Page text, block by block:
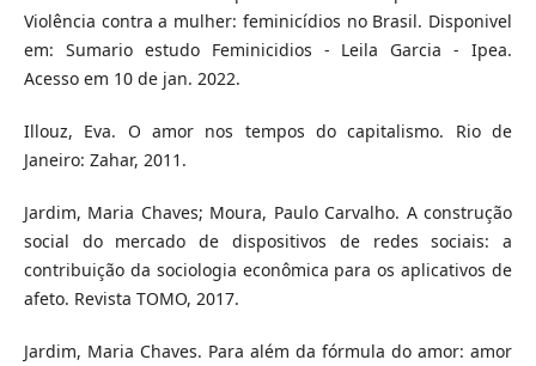
Violência contra a mulher: feminicídios no Brasil. Disponivel
em: Sumario estudo Feminicidios - Leila Garcia - Ipea.
Acesso em 10 de jan. 2022.
Illouz, Eva. O amor nos tempos do capitalismo. Rio de
Janeiro: Zahar, 2011.
Jardim, Maria Chaves; Moura, Paulo Carvalho. A construção
social do mercado de dispositivos de redes sociais: a
contribuição da sociologia econômica para os aplicativos de
afeto. Revista TOMO, 2017.
Jardim, Maria Chaves. Para além da fórmula do amor: amor